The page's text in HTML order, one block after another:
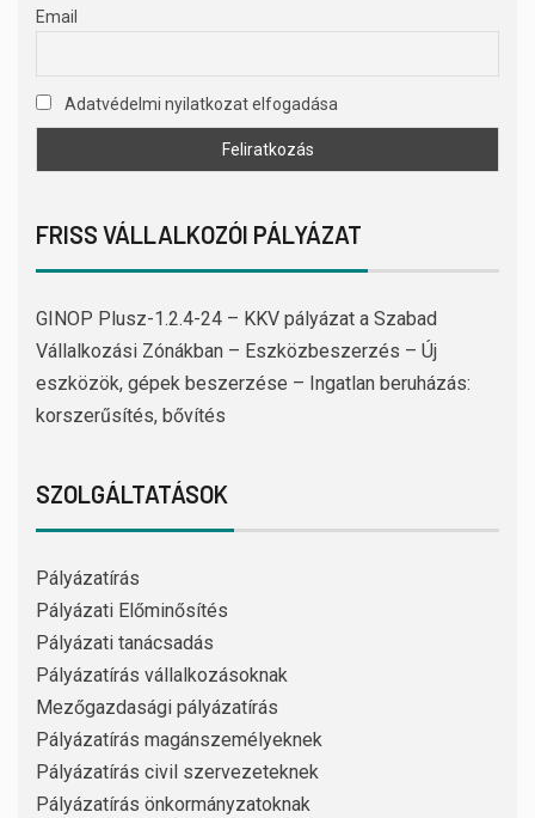
Email
Adatvédelmi nyilatkozat elfogadása
FRISS VÁLLALKOZÓI PÁLYÁZAT
GINOP Plusz-1.2.4-24 – KKV pályázat a Szabad
Vállalkozási Zónákban – Eszközbeszerzés – Új
eszközök, gépek beszerzése – Ingatlan beruházás:
korszerűsítés, bővítés
SZOLGÁLTATÁSOK
Pályázatírás
Pályázati Előminősítés
Pályázati tanácsadás
Pályázatírás vállalkozásoknak
Mezőgazdasági pályázatírás
Pályázatírás magánszemélyeknek
Pályázatírás civil szervezeteknek
Pályázatírás önkormányzatoknak